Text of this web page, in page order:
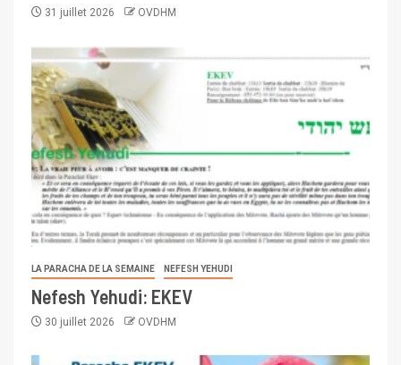
31 juillet 2026 OVDHM
LA PARACHA DE LA SEMAINE NEFESH YEHUDI
Nefesh Yehudi: EKEV
30 juillet 2026 OVDHM